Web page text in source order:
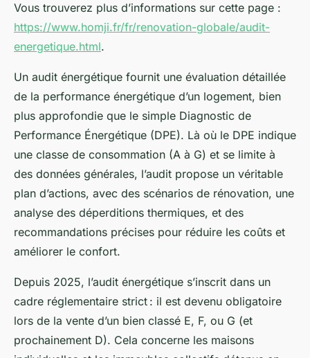
Vous trouverez plus d’informations sur cette page :
https://www.homji.fr/fr/renovation-globale/audit-
energetique.html.
Un audit énergétique fournit une évaluation détaillée
de la performance énergétique d’un logement, bien
plus approfondie que le simple Diagnostic de
Performance Énergétique (DPE). Là où le DPE indique
une classe de consommation (A à G) et se limite à
des données générales, l’audit propose un véritable
plan d’actions, avec des scénarios de rénovation, une
analyse des déperditions thermiques, et des
recommandations précises pour réduire les coûts et
améliorer le confort.
Depuis 2025, l’audit énergétique s’inscrit dans un
cadre réglementaire strict : il est devenu obligatoire
lors de la vente d’un bien classé E, F, ou G (et
prochainement D). Cela concerne les maisons